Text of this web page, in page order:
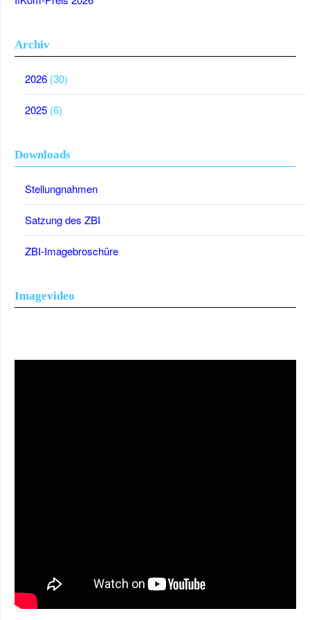
Archiv
2026 (30)
2025 (6)
Downloads
Stellungnahmen
Satzung des ZBI
ZBI-Imagebroschüre
Imagevideo